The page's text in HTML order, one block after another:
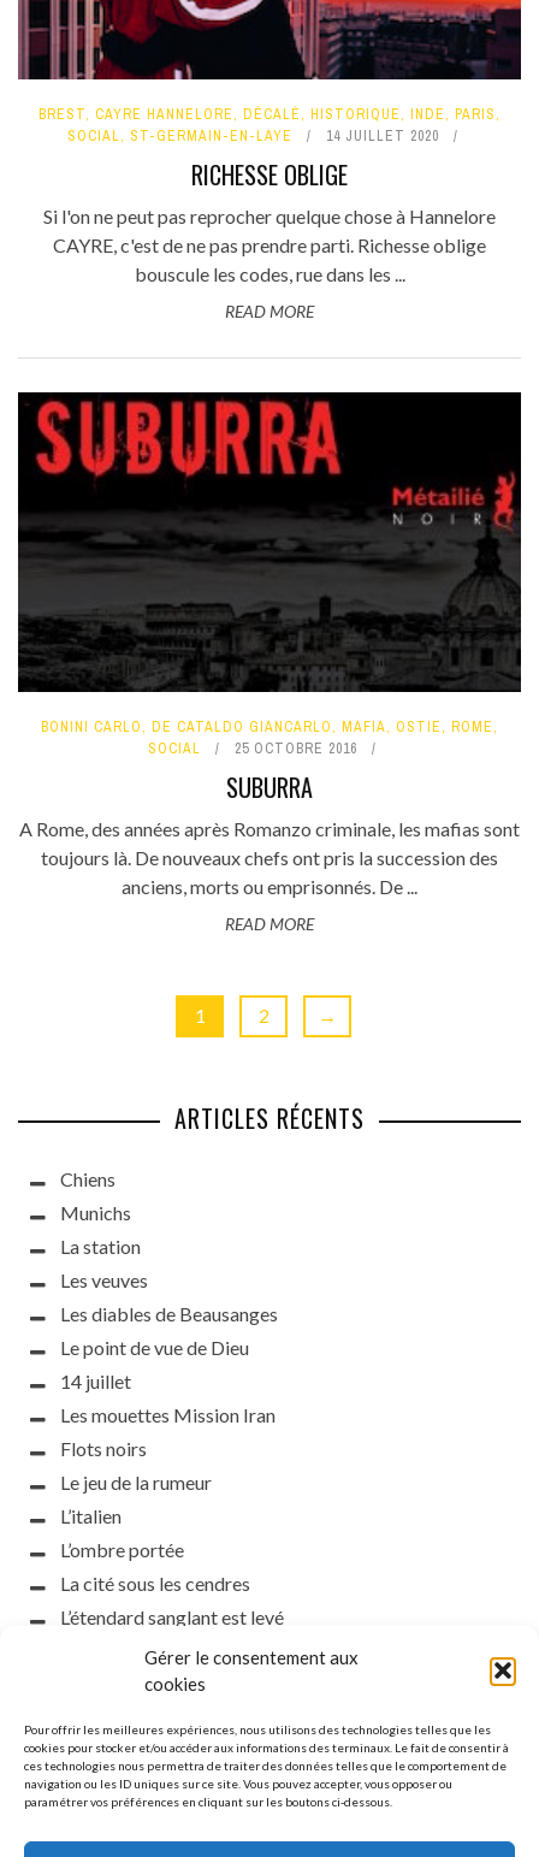
Gérer le consentement aux
cookies
Pour offrir les meilleures expériences, nous utilisons des technologies telles que les
cookies pour stocker et/ou accéder aux informations des terminaux. Le fait de consentir à
ces technologies nous permettra de traiter des données telles que le comportement de
navigation ou les ID uniques sur ce site. Vous pouvez accepter, vous opposer ou
paramétrer vos préférences en cliquant sur les boutons ci-dessous.
BREST, CAYRE HANNELORE, DÉCALÉ, HISTORIQUE, INDE, PARIS,
SOCIAL, ST-GERMAIN-EN-LAYE 14 JUILLET 2020
RICHESSE OBLIGE
Si l'on ne peut pas reprocher quelque chose à Hannelore
CAYRE, c'est de ne pas prendre parti. Richesse oblige
bouscule les codes, rue dans les ...
READ MORE
BONINI CARLO, DE CATALDO GIANCARLO, MAFIA, OSTIE, ROME,
SOCIAL
25 OCTOBRE 2016
SUBURRA
A Rome, des années après Romanzo criminale, les mafias sont
toujours là. De nouveaux chefs ont pris la succession des
anciens, morts ou emprisonnés. De ...
READ MORE
1 2 →
ARTICLES RÉCENTS
Chiens
Munichs
La station
Les veuves
Les diables de Beausanges
Le point de vue de Dieu
14 juillet
Les mouettes Mission Iran
Flots noirs
Le jeu de la rumeur
L’italien
L’ombre portée
La cité sous les cendres
L’étendard sanglant est levé
L’incident d’Helsinki
la petite fasciste
Loch noir
Que s’obscurcissent le soleil et la lumière